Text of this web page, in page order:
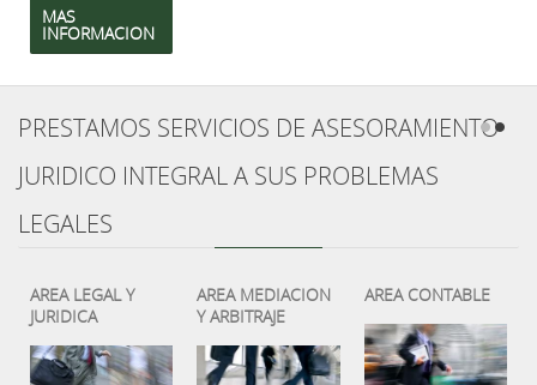
MAS
INFORMACION
PRESTAMOS SERVICIOS DE ASESORAMIENTO
JURIDICO INTEGRAL A SUS PROBLEMAS
LEGALES
AREA LEGAL Y
JURIDICA
AREA MEDIACION
Y ARBITRAJE
AREA CONTABLE